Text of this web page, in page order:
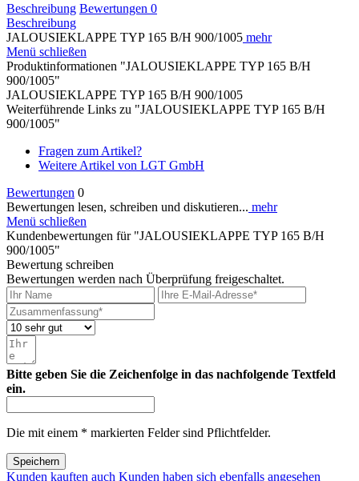
Beschreibung Bewertungen 0
Beschreibung
JALOUSIEKLAPPE TYP 165 B/H 900/1005 mehr
Menü schließen
Produktinformationen "JALOUSIEKLAPPE TYP 165 B/H
900/1005"
JALOUSIEKLAPPE TYP 165 B/H 900/1005
Weiterführende Links zu "JALOUSIEKLAPPE TYP 165 B/H
900/1005"
Fragen zum Artikel?
Weitere Artikel von LGT GmbH
Bewertungen 0
Bewertungen lesen, schreiben und diskutieren... mehr
Menü schließen
Kundenbewertungen für "JALOUSIEKLAPPE TYP 165 B/H
900/1005"
Bewertung schreiben
Bewertungen werden nach Überprüfung freigeschaltet.
Bitte geben Sie die Zeichenfolge in das nachfolgende Textfeld
ein.
Die mit einem * markierten Felder sind Pflichtfelder.
Speichern
Kunden kauften auch Kunden haben sich ebenfalls angesehen